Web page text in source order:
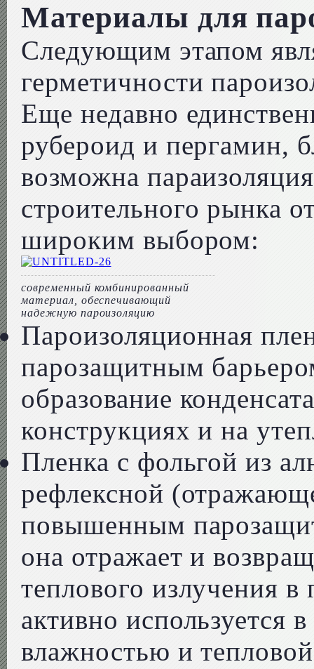
Материалы для
Следующим этапом
герметичности
Еще недавно
рубероид и пергамин,
возможна
строительного рынка
широким выбором:
современный комбинированный
материал, обеспечивающий
надежную пароизоляцию
Пароизоляционная
парозащитным
образование
конструкциях и на
Пленка с фольгой из
рефлексной
повышенным
она отражает и
теплового излучения
активно
влажностью и